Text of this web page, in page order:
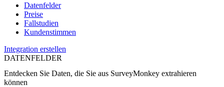
Datenfelder
Preise
Fallstudien
Kundenstimmen
Integration erstellen
DATENFELDER
Entdecken Sie Daten, die Sie aus SurveyMonkey extrahieren
können